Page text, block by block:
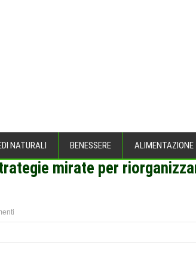
NATURALI BENESSERE ALIMENTAZIONE
mirate per